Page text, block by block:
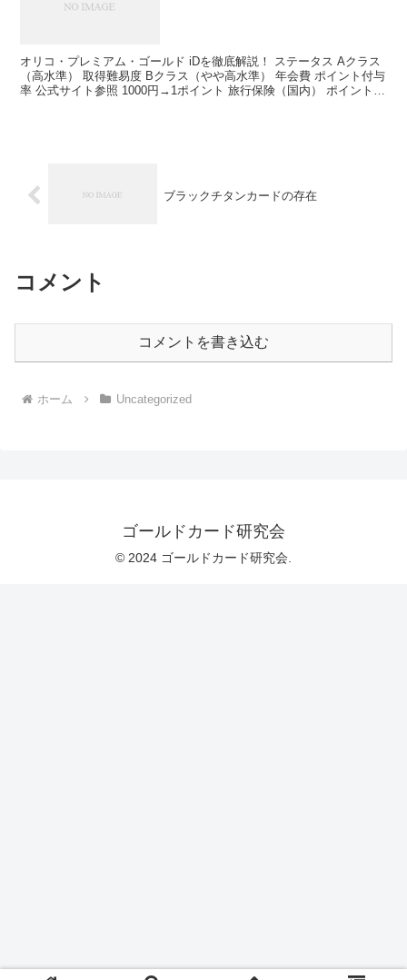
オリコ・プレミアム・ゴールド iDを徹底解説！ ステータス Aクラス
（高水準） 取得難易度 Bクラス（やや高水準） 年会費 ポイント付与
率 公式サイト参照 1000円→1ポイント 旅行保険（国内） ポイント還
ブラックチタンカードの存在
コメント
コメントを書き込む
ホーム Uncategorized
ゴールドカード研究会
© 2024 ゴールドカード研究会.